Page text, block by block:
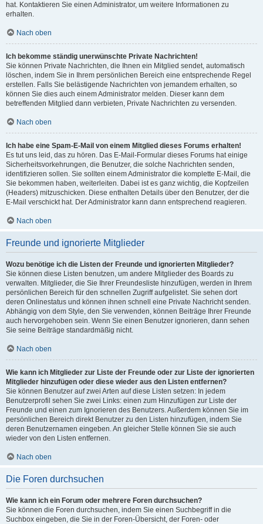
hat. Kontaktieren Sie einen Administrator, um weitere Informationen zu
erhalten.
Nach oben
Ich bekomme ständig unerwünschte Private Nachrichten!
Sie können Private Nachrichten, die Ihnen ein Mitglied sendet, automatisch
löschen, indem Sie in Ihrem persönlichen Bereich eine entsprechende Regel
erstellen. Falls Sie belästigende Nachrichten von jemandem erhalten, so
können Sie dies auch einem Administrator melden. Dieser kann dem
betreffenden Mitglied dann verbieten, Private Nachrichten zu versenden.
Nach oben
Ich habe eine Spam-E-Mail von einem Mitglied dieses Forums erhalten!
Es tut uns leid, das zu hören. Das E-Mail-Formular dieses Forums hat einige
Sicherheitsvorkehrungen, die Benutzer, die solche Nachrichten senden,
identifizieren sollen. Sie sollten einem Administrator die komplette E-Mail, die
Sie bekommen haben, weiterleiten. Dabei ist es ganz wichtig, die Kopfzeilen
(Headers) mitzuschicken. Diese enthalten Details über den Benutzer, der die
E-Mail verschickt hat. Der Administrator kann dann entsprechend reagieren.
Nach oben
Freunde und ignorierte Mitglieder
Wozu benötige ich die Listen der Freunde und ignorierten Mitglieder?
Sie können diese Listen benutzen, um andere Mitglieder des Boards zu
verwalten. Mitglieder, die Sie Ihrer Freundesliste hinzufügen, werden in Ihrem
persönlichen Bereich für den schnellen Zugriff aufgelistet. Sie sehen dort
deren Onlinestatus und können ihnen schnell eine Private Nachricht senden.
Abhängig von dem Style, den Sie verwenden, können Beiträge Ihrer Freunde
auch hervorgehoben sein. Wenn Sie einen Benutzer ignorieren, dann sehen
Sie seine Beiträge standardmäßig nicht.
Nach oben
Wie kann ich Mitglieder zur Liste der Freunde oder zur Liste der ignorierten
Mitglieder hinzufügen oder diese wieder aus den Listen entfernen?
Sie können Benutzer auf zwei Arten auf diese Listen setzen: In jedem
Benutzerprofil sehen Sie zwei Links: einen zum Hinzufügen zur Liste der
Freunde und einen zum Ignorieren des Benutzers. Außerdem können Sie im
persönlichen Bereich direkt Benutzer zu den Listen hinzufügen, indem Sie
deren Benutzernamen eingeben. An gleicher Stelle können Sie sie auch
wieder von den Listen entfernen.
Nach oben
Die Foren durchsuchen
Wie kann ich ein Forum oder mehrere Foren durchsuchen?
Sie können die Foren durchsuchen, indem Sie einen Suchbegriff in die
Suchbox eingeben, die Sie in der Foren-Übersicht, der Foren- oder